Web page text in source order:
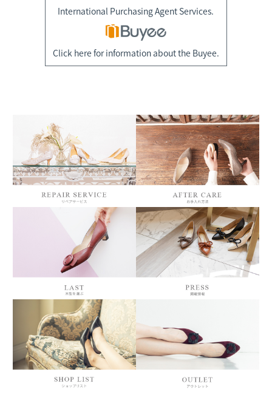
International Purchasing Agent Services.
Click here for information about the Buyee.